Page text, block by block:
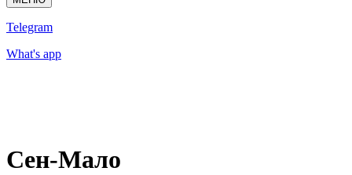
Telegram
What's app
Сен-Мало